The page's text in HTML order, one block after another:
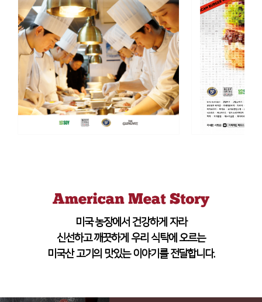
미국 농장에서 건강하게 자라
신선하고 깨끗하게 우리 식탁에 오르는
미국산 고기의 맛있는 이야기를 전달합니다.